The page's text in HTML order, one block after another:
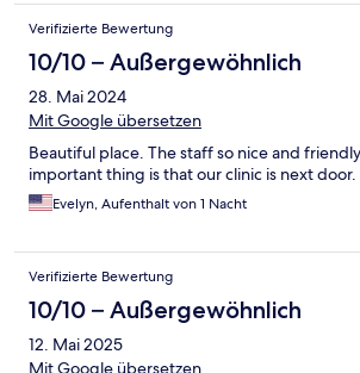
Verifizierte Bewertung
10/10 – Außergewöhnlich
28. Mai 2024
Mit Google übersetzen
Beautiful place. The staff so nice and
important thing is that our clinic is next door.
Evelyn, Aufenthalt von 1 Nacht
Verifizierte Bewertung
10/10 – Außergewöhnlich
12. Mai 2025
Mit Google übersetzen